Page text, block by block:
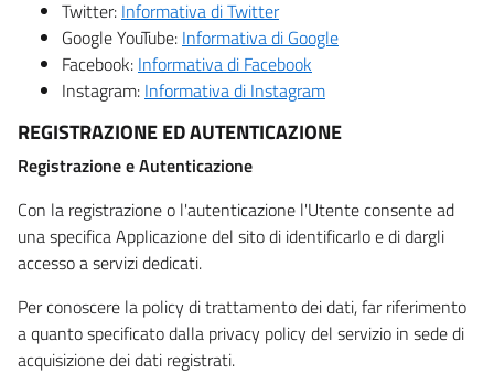
Twitter: Informativa di Twitter
Google YouTube: Informativa di Google
Facebook: Informativa di Facebook
Instagram: Informativa di Instagram
REGISTRAZIONE ED AUTENTICAZIONE
Registrazione e Autenticazione
Con la registrazione o l'autenticazione l'Utente consente ad
una specifica Applicazione del sito di identificarlo e di dargli
accesso a servizi dedicati.
Per conoscere la policy di trattamento dei dati, far riferimento
a quanto specificato dalla privacy policy del servizio in sede di
acquisizione dei dati registrati.